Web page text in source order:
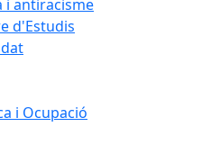
i antiracisme
d'Estudis
i Ocupació